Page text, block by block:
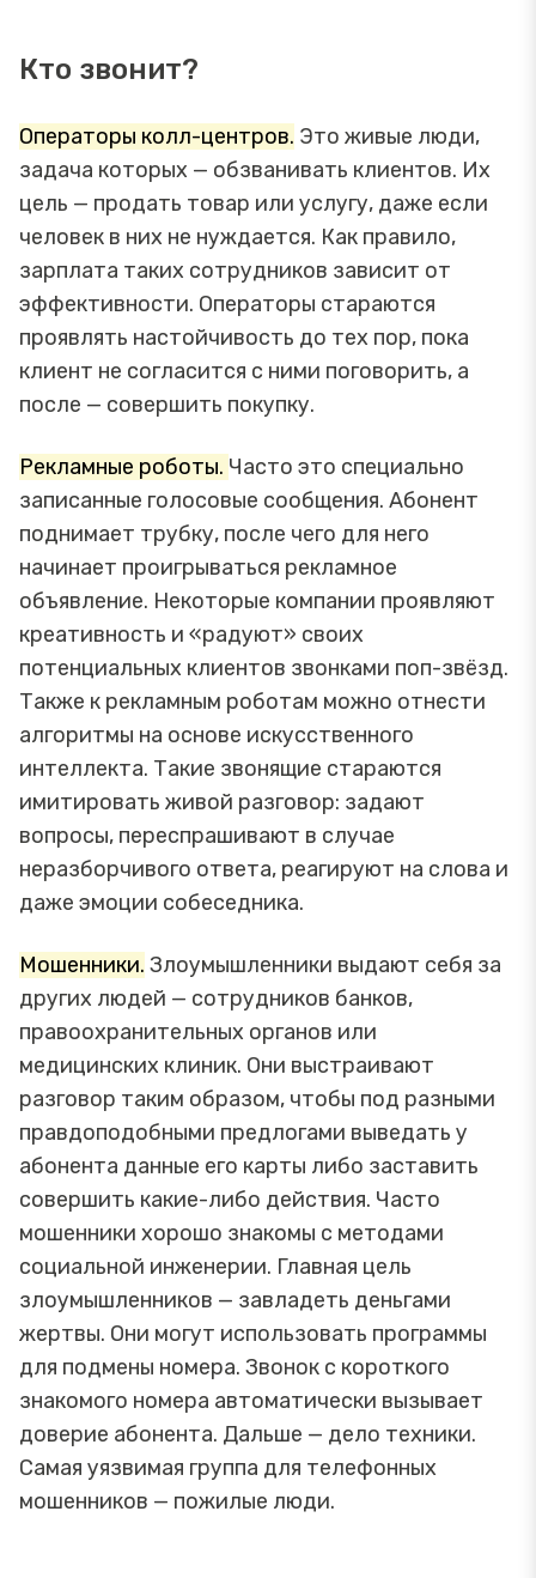
Кто звонит?
Операторы колл-центров. Это живые люди,
задача которых — обзванивать клиентов. Их
цель — продать товар или услугу, даже если
человек в них не нуждается. Как правило,
зарплата таких сотрудников зависит от
эффективности. Операторы стараются
проявлять настойчивость до тех пор, пока
клиент не согласится с ними поговорить, а
после — совершить покупку.
Рекламные роботы. Часто это специально
записанные голосовые сообщения. Абонент
поднимает трубку, после чего для него
начинает проигрываться рекламное
объявление. Некоторые компании проявляют
креативность и «радуют» своих
потенциальных клиентов звонками поп-звёзд.
Также к рекламным роботам можно отнести
алгоритмы на основе искусственного
интеллекта. Такие звонящие стараются
имитировать живой разговор: задают
вопросы, переспрашивают в случае
неразборчивого ответа, реагируют на слова и
даже эмоции собеседника.
Мошенники. Злоумышленники выдают себя за
других людей — сотрудников банков,
правоохранительных органов или
медицинских клиник. Они выстраивают
разговор таким образом, чтобы под разными
правдоподобными предлогами выведать у
абонента данные его карты либо заставить
совершить какие-либо действия. Часто
мошенники хорошо знакомы с методами
социальной инженерии. Главная цель
злоумышленников — завладеть деньгами
жертвы. Они могут использовать программы
для подмены номера. Звонок с короткого
знакомого номера автоматически вызывает
доверие абонента. Дальше — дело техники.
Самая уязвимая группа для телефонных
мошенников — пожилые люди.